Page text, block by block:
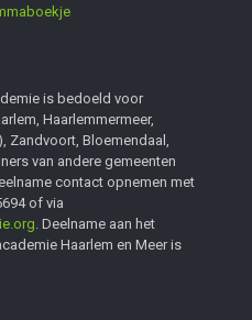
is bedoeld voor
Haarlemmermeer,
Zandvoort, Bloemendaal,
van andere gemeenten
contact opnemen met
of via
. Deelname aan het
Haarlem en Meer is